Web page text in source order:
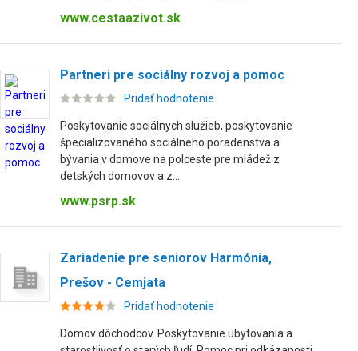
www.cestaazivot.sk
Partneri pre sociálny rozvoj a pomoc
Pridať hodnotenie
Poskytovanie sociálnych služieb, poskytovanie
špecializovaného sociálneho poradenstva a
bývania v domove na polceste pre mládež z
detských domovov a z...
www.psrp.sk
Zariadenie pre seniorov Harmónia,
Prešov - Cemjata
Pridať hodnotenie
Domov dôchodcov. Poskytovanie ubytovania a